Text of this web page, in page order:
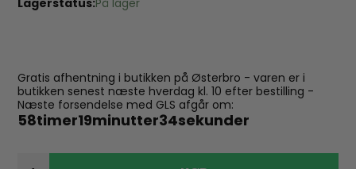
Gratis afhentning i butikken på Østerbro - varen er i
butikken senest næste hverdag kl. 10 efter bestilling -
Næste forsendelse med GLS afgår om:
58timer19minutter32sekunder